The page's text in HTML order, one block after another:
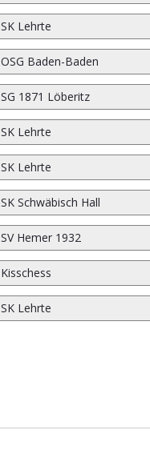
SK Lehrte
OSG Baden-Baden
SG 1871 Löberitz
SK Lehrte
SK Lehrte
SK Schwäbisch Hall
SV Hemer 1932
Kisschess
SK Lehrte